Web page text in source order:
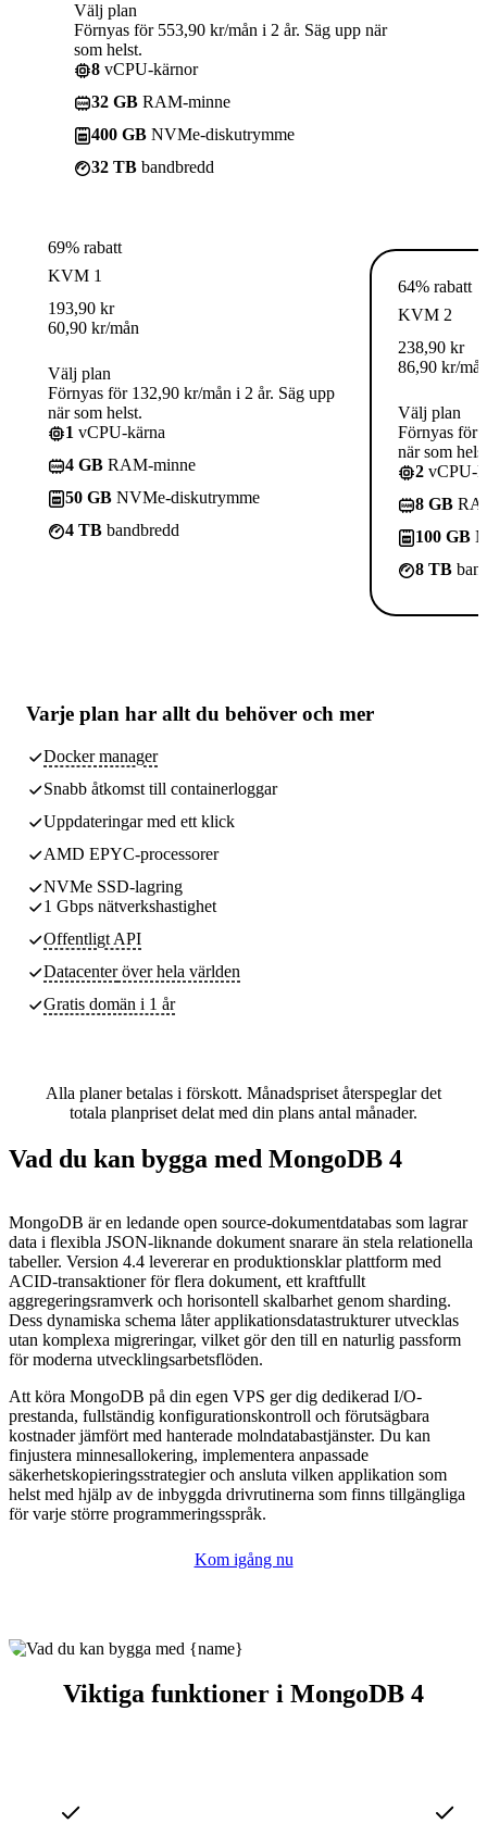
Välj plan
Förnyas för 553,90 kr/mån i 2 år. Säg upp när
som helst.
8 vCPU-kärnor
32 GB RAM-minne
400 GB NVMe-diskutrymme
32 TB bandbredd
69% rabatt
KVM 1
193,90 kr
60,90 kr/mån
Välj plan
Förnyas för 132,90 kr/mån i 2 år. Säg upp
när som helst.
1 vCPU-kärna
4 GB RAM-minne
50 GB NVMe-diskutrymme
4 TB bandbredd
64% rabatt
KVM 2
238,90 kr
86,90 kr/
Välj plan
Förnyas för
när som
2 vCPU-
8 GB
100 GB
8 TB
Varje plan har allt du behöver och mer
Docker manager
Snabb åtkomst till containerloggar
Uppdateringar med ett klick
AMD EPYC-processorer
NVMe SSD-lagring
1 Gbps nätverkshastighet
Offentligt API
Datacenteröver hela världen
Gratis domän i 1 år
Alla planer betalas i förskott. Månadspriset återspeglar det
totala planpriset delat med din plans antal månader.
Vad du kan bygga med MongoDB 4
MongoDB är en ledande open source-dokumentdatabas som lagrar
data i flexibla JSON-liknande dokument snarare än stela relationella
tabeller. Version 4.4 levererar en produktionsklar plattform med
ACID-transaktioner för flera dokument, ett kraftfullt
aggregeringsramverk och horisontell skalbarhet genom sharding.
Dess dynamiska schema låter applikationsdatastrukturer utvecklas
utan komplexa migreringar, vilket gör den till en naturlig passform
för moderna utvecklingsarbetsflöden.
Att köra MongoDB på din egen VPS ger dig dedikerad I/O-
prestanda, fullständig konfigurationskontroll och förutsägbara
kostnader jämfört med hanterade molndatabastjänster. Du kan
finjustera minnesallokering, implementera anpassade
säkerhetskopieringsstrategier och ansluta vilken applikation som
helst med hjälp av de inbyggda drivrutinerna som finns tillgängliga
för varje större programmeringsspråk.
Kom igång nu
Viktiga funktioner i MongoDB 4